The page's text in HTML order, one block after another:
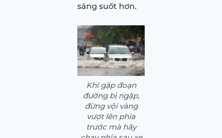
sáng suốt hơn.
Khi gặp đoạn
đường bị ngập,
đừng vội vàng
vượt lên phía
trước mà hãy